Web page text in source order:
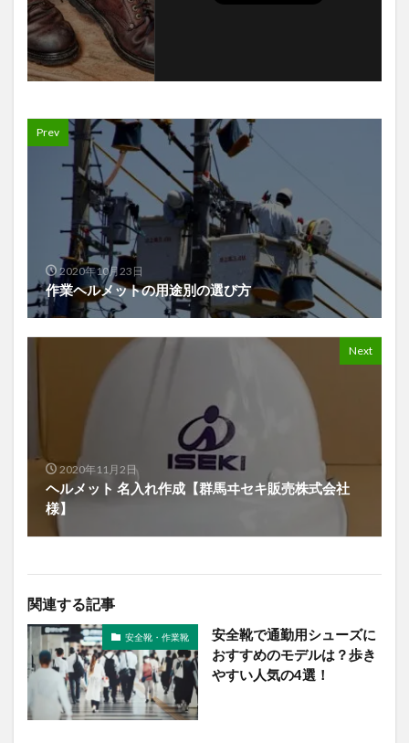
Prev
2020年10月23日
作業ヘルメットの用途別の選び方
Next
2020年11月2日
ヘルメット 名入れ作成【群馬ヰセキ販売株式会社
様】
関連する記事
安全靴・作業靴
安全靴で通勤用シューズに
おすすめのモデルは？歩き
やすい人気の4選！